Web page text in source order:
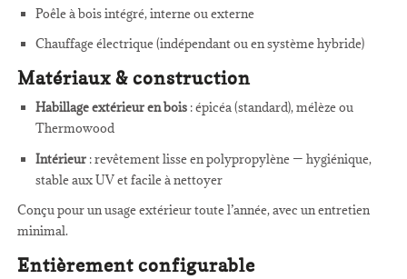
Poêle à bois intégré, interne ou externe
Chauffage électrique (indépendant ou en système hybride)
Matériaux & construction
Habillage extérieur en bois: épicéa (standard), mélèze ou
Thermowood
Intérieur: revêtement lisse en polypropylène — hygiénique,
stable aux UV et facile à nettoyer
Conçu pour un usage extérieur toute l’année, avec un entretien
minimal.
Entièrement configurable